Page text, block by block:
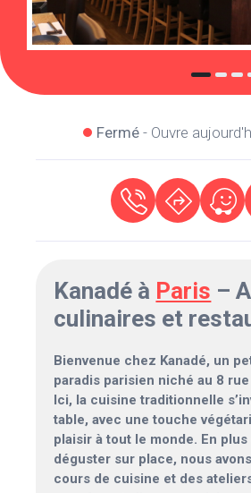
Fermé- Ouvre
Kanadé à Paris –
culinaires et
Bienvenue chez Kanadé, un
paradis parisien niché au 8
Ici, la cuisine traditionnelle
table, avec une touche
plaisir à tout le monde. En
déguster sur place, nous
cours de cuisine et des